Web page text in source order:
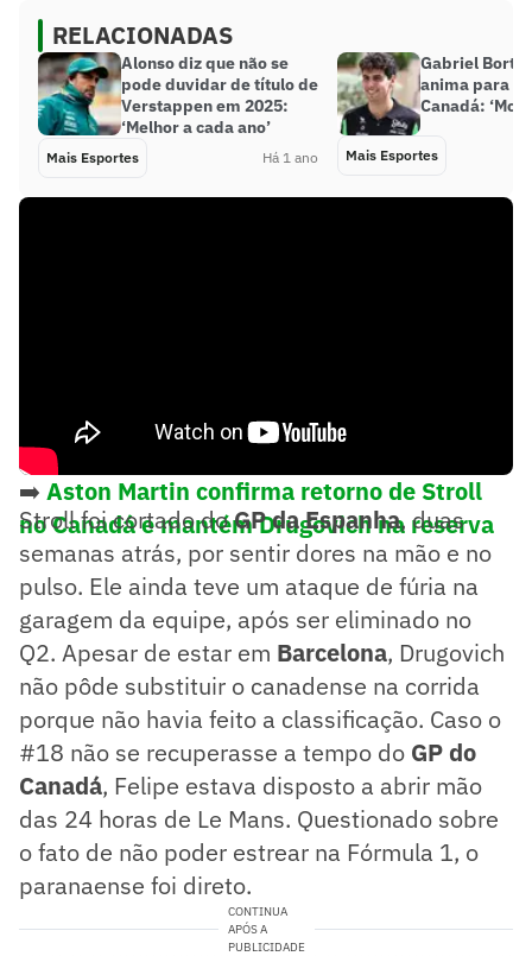
RELACIONADAS
Alonso diz que não se
pode duvidar de título de
Verstappen em 2025:
‘Melhor a cada ano’
Mais Esportes Há 1 ano
Gabriel
anima para
Canadá:
Mais Esportes
➡️ Aston Martin confirma retorno de Stroll
no Canadá e mantém Drugovich na reserva
Stroll foi cortado doGP da Espanha, duas
semanas atrás, por sentir dores na mão e no
pulso. Ele ainda teve um ataque de fúria na
garagem da equipe, após ser eliminado no
Q2. Apesar de estar em Barcelona, Drugovich
não pôde substituir o canadense na corrida
porque não havia feito a classificação. Caso o
#18 não se recuperasse a tempo do GP do
Canadá, Felipe estava disposto a abrir mão
das 24 horas de Le Mans. Questionado sobre
o fato de não poder estrear na Fórmula 1, o
paranaense foi direto.
CONTINUA
APÓS A
PUBLICIDADE